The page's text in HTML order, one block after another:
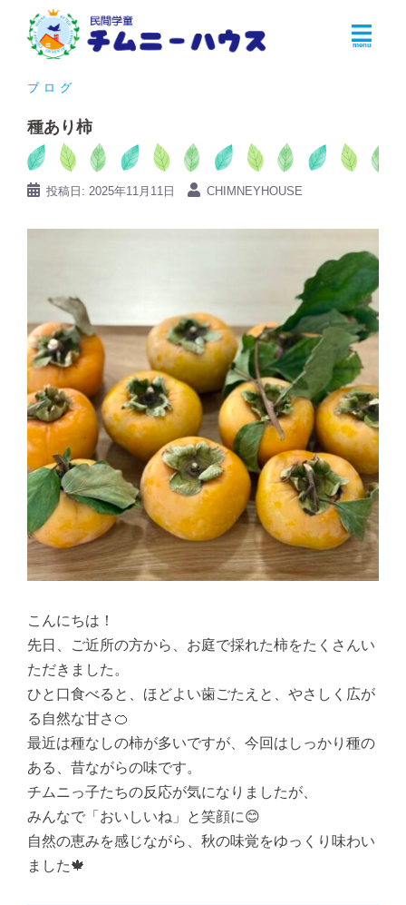
ブログ
種あり柿
投稿日: 2025年11月11日 CHIMNEYHOUSE
こんにちは！
先日、ご近所の方から、お庭で採れた柿をたくさんい
ただきました。
ひと口食べると、ほどよい歯ごたえと、やさしく広が
る自然な甘さ🍊
最近は種なしの柿が多いですが、今回はしっかり種の
ある、昔ながらの味です。
チムニっ子たちの反応が気になりましたが、
みんなで「おいしいね」と笑顔に😊
自然の恵みを感じながら、秋の味覚をゆっくり味わい
ました🍁